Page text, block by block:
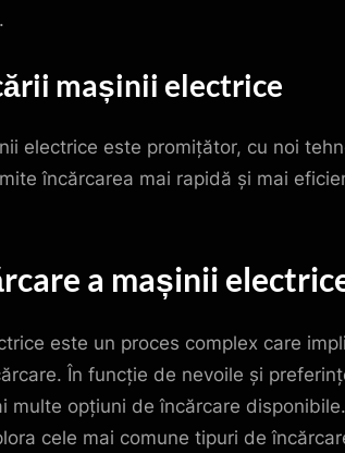
mașinii electrice
electrice este promițător, cu noi
încărcarea mai rapidă și mai
a mașinii
este un proces complex care
În funcție de nevoile și
multe opțiuni de încărcare
cele mai comune tipuri de